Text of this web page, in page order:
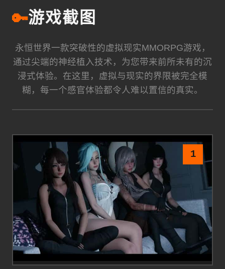
🔑游戏截图
永恒世界一款突破性的虚拟现实MMORPG游戏，
通过尖端的神经植入技术，为您带来前所未有的沉
浸式体验。在这里，虚拟与现实的界限被完全模
糊，每一个感官体验都令人难以置信的真实。
1